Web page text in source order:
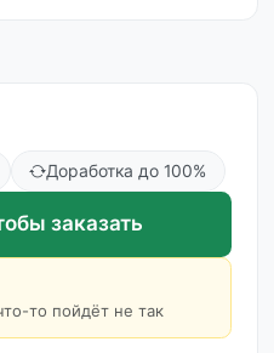
Доработка до 100%
заказать
то пойдёт не так